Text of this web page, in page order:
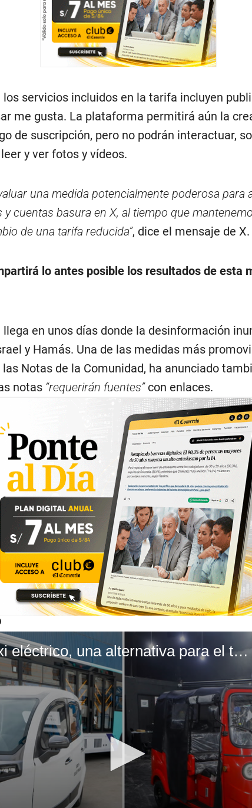
los servicios incluidos en la tarifa incluyen
me gusta. La plataforma permitirá aún la
de suscripción, pero no podrán interactuar,
y ver fotos y vídeos.
una medida potencialmente poderosa para
cuentas basura en X, al tiempo que
de una tarifa reducida”, dice el mensaje de X.
lo antes posible los resultados de esta
llega en unos días donde la desinformación
y Hamás. Una de las medidas más
Notas de la Comunidad, ha anunciado
notas “requerirán fuentes”con enlaces.
EC | Mototaxi eléctrico, una alternativa para el transporte en Perú